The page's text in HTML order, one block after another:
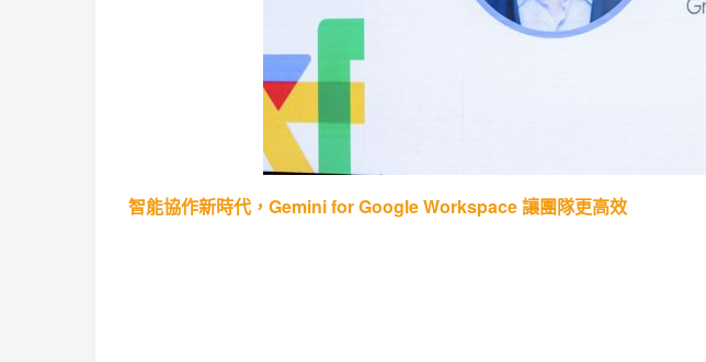
智能協作新時代，Gemini for Google Workspace 讓團隊更高效